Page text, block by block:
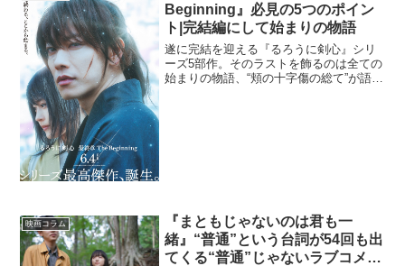
Beginning』必見の5つのポイン
ト|完結編にして始まりの物語
遂に完結を迎える『るろうに剣心』シリ
ーズ5部作。そのラストを飾るのは全ての
始まりの物語、“頬の十字傷の総て”が語ら
映画コラム
『まともじゃないのは君も一
緒』“普通”という台詞が54回も出
てくる“普通”じゃないラブコメ快